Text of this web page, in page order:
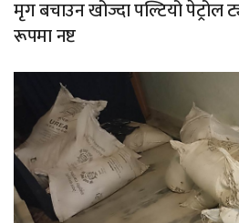
मृग बचाउन खोज्दा पल्टियो पेट्रोल
रूपमा नष्ट